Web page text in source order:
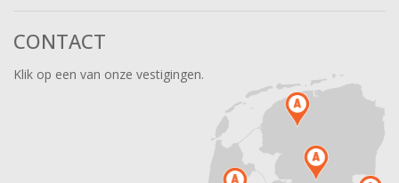
CONTACT
Klik op een van onze vestigingen.